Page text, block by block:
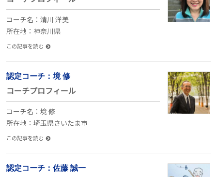
コーチ名：清川 洋美
所在地：神奈川県
この記事を読む
認定コーチ：境 修
コーチプロフィール
コーチ名：境 修
所在地：埼玉県さいたま市
この記事を読む
認定コーチ：佐藤 誠一